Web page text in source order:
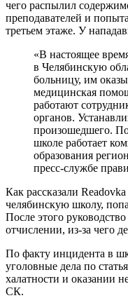
чего распылил
преподавателей и
третьем этаже. У
«В настоящее
в Челябинскую
больницу, им
медицинская
работают
органов.
произошедшего.
школе работает
образования
пресс-службе
Как рассказали
челябинскую школу,
После этого
отчислении, из-за чего
По факту инцидента в
уголовные дела по
халатности и оказании
СК.